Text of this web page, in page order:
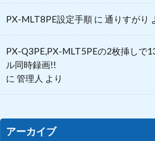
PX-MLT8PE設定手順 に 通りすがり
PX-Q3PE,PX-MLT5PEの2枚挿しで
ル同時録画!!
に 管理人 より
アーカイブ